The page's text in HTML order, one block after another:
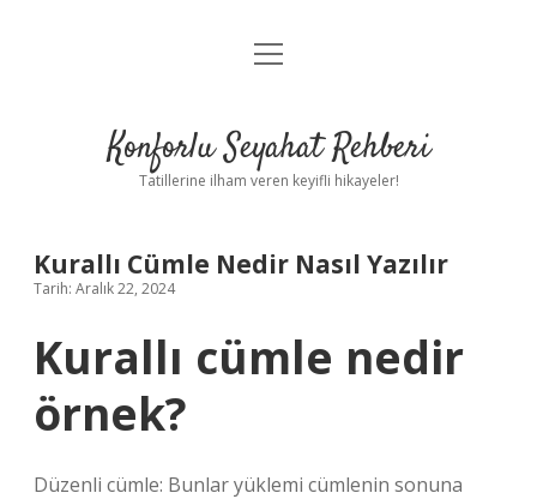
Anasayfa
Yasal Uyarı
menüyü
Konforlu Seyahat Rehberi
Tatillerine ilham veren keyifli hikayeler!
Kurallı Cümle Nedir Nasıl Yazılır
Tarih: Aralık 22, 2024
Kurallı cümle nedir
örnek?
Düzenli cümle: Bunlar yüklemi cümlenin sonuna